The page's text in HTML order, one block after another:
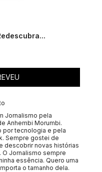
Jornalismo pela
Anhembi Morumbi.
por tecnologia e pela
Sempre gostei de
descobrir novas histórias
O Jornalismo sempre
essência. Quero uma
o tamanho dela.